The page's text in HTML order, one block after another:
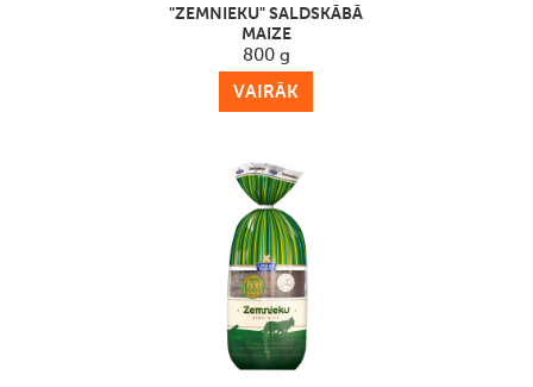
"ZEMNIEKU" SALDSKĀBĀ
MAIZE
800 g
VAIRĀK